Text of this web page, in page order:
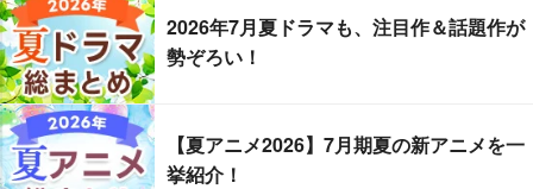
2026年7月夏ドラマも、注目作＆話題作が
勢ぞろい！
【夏アニメ2026】7月期夏の新アニメを一
挙紹介！